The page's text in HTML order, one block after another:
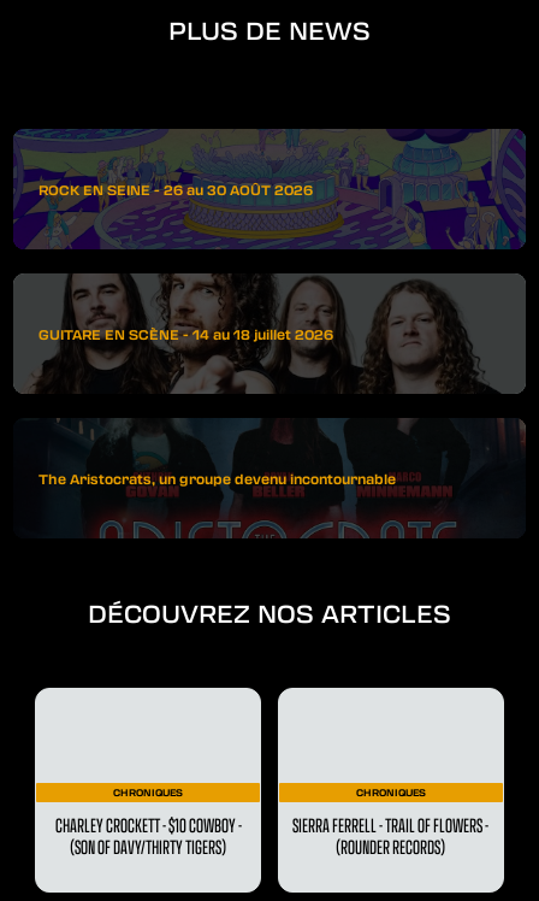
PLUS DE NEWS
ROCK EN SEINE - 26 au 30 AOÛT 2026
GUITARE EN SCÈNE - 14 au 18 juillet 2026
The Aristocrats, un groupe devenu incontournable
DÉCOUVREZ NOS ARTICLES
CHRONIQUES
CHARLEY CROCKETT - $10 COWBOY -
(SON OF DAVY/THIRTY TIGERS)
CHRONIQUES
SIERRA FERRELL - TRAIL OF FLOWERS -
(ROUNDER RECORDS)